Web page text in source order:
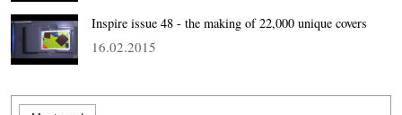
Inspire issue 48 - the making of 22,000 unique covers
16.02.2015